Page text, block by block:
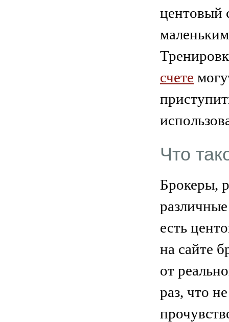
центовый
счете
Что
Брокеры,
есть
на сайте
от
раз, что